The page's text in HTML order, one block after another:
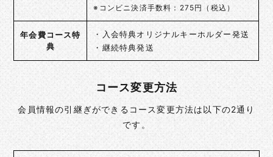
※コンビニ決済手数料：275円（税込）
年会費コース特
典
・入会特典オリジナルキーホルダー発送
・継続特典発送
コース変更方法
会員情報の引継ぎができるコース変更方法は以下の2通り
です。